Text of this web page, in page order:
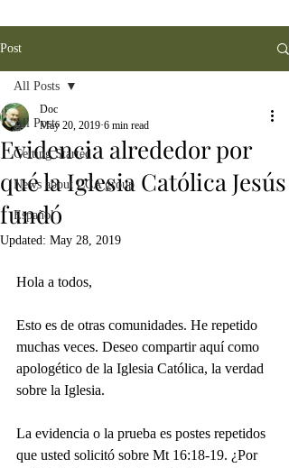
Post
All Posts
Getting Started
News about CCA group
Español
All Posts
Evidencia alrededor por
qué la Iglesia Católica Jesús
fundó
Doc
May 20, 2019 6 min read
Updated: May 28, 2019
Hola a todos,
Esto es de otras comunidades. He repetido
muchas veces. Deseo compartir aquí como
apologético de la Iglesia Católica, la verdad
sobre la Iglesia.
La evidencia o la prueba es postes repetidos
que usted solicitó sobre Mt 16:18-19. ¿Por